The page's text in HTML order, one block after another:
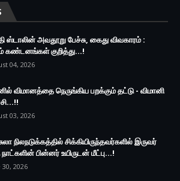
ஸ்டாலின் அவதூறு பேச்சு, கைது விவகாரம் :
கண்டனங்கள் குறித்து...!
04, 2026
விமானத்தை நெருங்கிய பறக்கும் தட்டு - விமானி
03, 2026
நிலநடுக்கத்தில் சிக்கியிருந்தவர்களில் இருவர்
பின்னர் உயிருடன் மீட்பு...!
30, 2026